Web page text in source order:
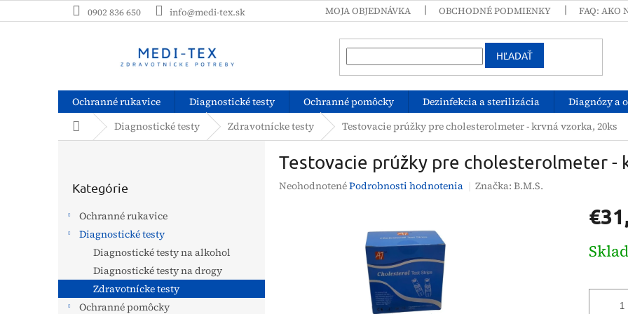
na
0902 836 650 info@medi-tex.sk MOJA OBJEDNÁVKA OBCHODNÉ PODMIENKY FAQ: AKO
HĽADAŤ
Ochranné rukavice Diagnostické testy Ochranné pomôcky Dezinfekcia a sterilizácia Diagnózy a
DomovDiagnostické testy Zdravotnícke testy Testovacie prúžky pre cholesterolmeter - krvná vzorka, 20ks
kategórie
Kategórie
Ochranné rukavice
Diagnostické testy
Diagnostické testy na alkohol
Diagnostické testy na drogy
Zdravotnícke testy
Ochranné pomôcky
Testovacie prúžky pre cholesterolmeter -
Priemerné
NeohodnotenéPodrobnosti hodnotenia Značka:B.M.S.
cena: